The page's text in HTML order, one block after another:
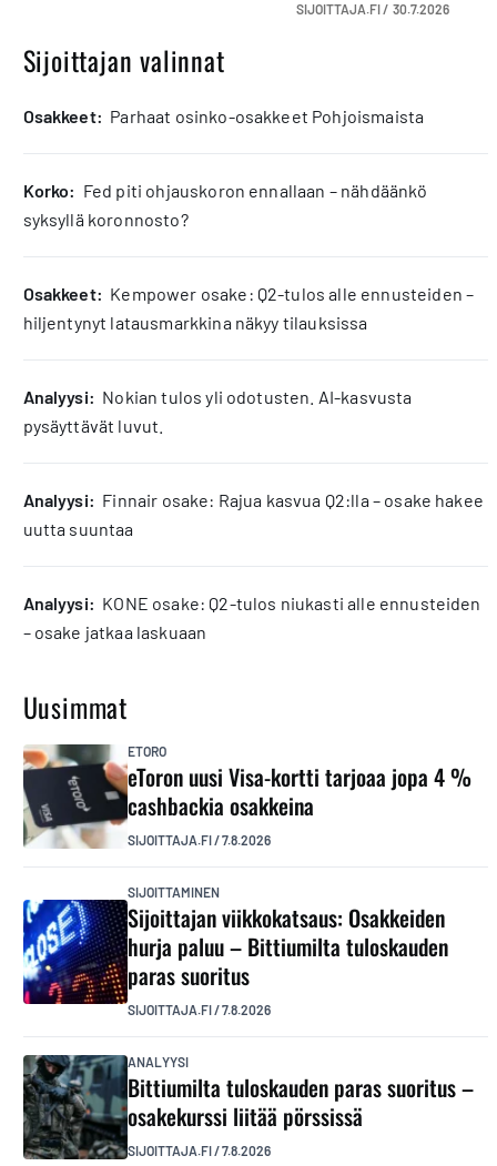
SIJOITTAJA.FI / 30.7.2026
Sijoittajan valinnat
osakkeet: Parhaat osinko-osakkeet Pohjoismaista
korko: Fed piti ohjauskoron ennallaan – nähdäänkö
syksyllä koronnosto?
osakkeet: Kempower osake: Q2-tulos alle ennusteiden –
hiljentynyt latausmarkkina näkyy tilauksissa
analyysi: Nokian tulos yli odotusten. AI-kasvusta
pysäyttävät luvut.
analyysi: Finnair osake: Rajua kasvua Q2:lla – osake hakee
uutta suuntaa
analyysi: KONE osake: Q2-tulos niukasti alle ennusteiden
– osake jatkaa laskuaan
Uusimmat
ETORO
eToron uusi Visa-kortti tarjoaa jopa 4 %
cashbackia osakkeina
SIJOITTAJA.FI/7.8.2026
SIJOITTAMINEN
Sijoittajan viikkokatsaus: Osakkeiden
hurja paluu – Bittiumilta tuloskauden
paras suoritus
SIJOITTAJA.FI/7.8.2026
ANALYYSI
Bittiumilta tuloskauden paras suoritus –
osakekurssi liitää pörssissä
SIJOITTAJA.FI/7.8.2026